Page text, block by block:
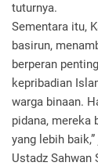
tuturnya.
Sementara itu,
basirun,
berperan
kepribadian
warga binaan.
pidana, mereka
yang lebih
Ustadz Sahwan